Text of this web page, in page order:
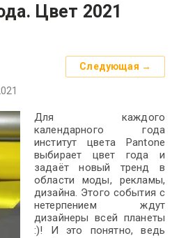
Цвет 2021
Следующая →
Для каждого
календарного года
институт цвета Pantone
выбирает цвет года и
задаёт новый тренд в
области моды, рекламы,
дизайна. Этого события с
нетерпением ждут
дизайнеры всей планеты
:)! И это понятно, ведь